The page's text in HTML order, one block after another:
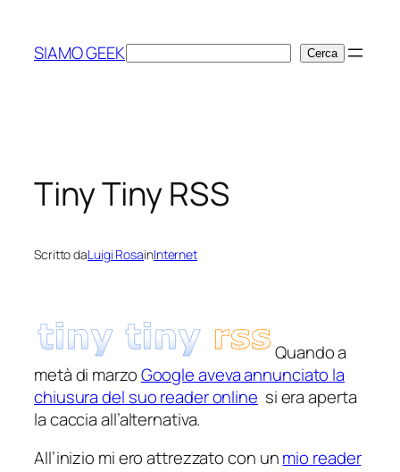
contenuto
SIAMO GEEKCerca Cerca
Tiny Tiny RSS
Scritto daLuigi RosainInternet
Quando a
metà di marzoGoogle aveva annunciato la
chiusura del suo reader online si era aperta
la caccia all’alternativa.
All’inizio mi ero attrezzato con unmio reader